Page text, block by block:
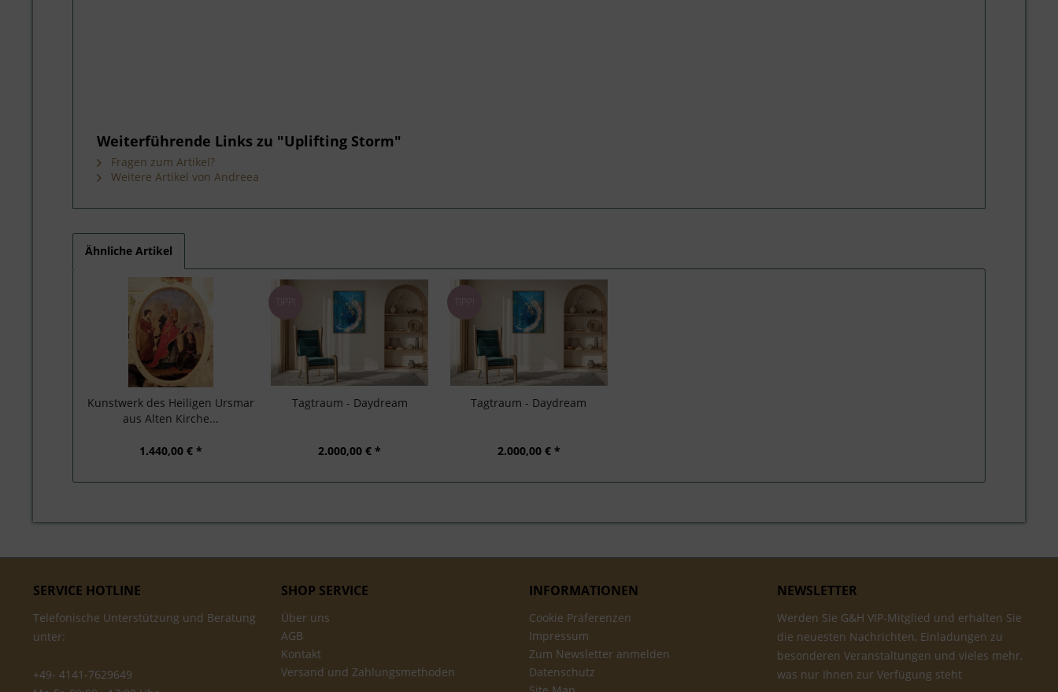
Weiterführende Links zu "Uplifting Storm"
Fragen zum Artikel?
Weitere Artikel von Andreea
Ähnliche Artikel
Kunstwerk des Heiligen Ursmar
aus Alten Kirche...
1.440,00 € *
TIPP!
Tagtraum - Daydream
2.000,00 € *
TIPP!
Tagtraum - Daydream
2.000,00 € *
SERVICE HOTLINE
Telefonische Unterstützung und Beratung
unter:
+49- 4141-7629649
SHOP SERVICE
Über uns
AGB
Kontakt
Versand und Zahlungsmethoden
INFORMATIONEN
Cookie Präferenzen
Impressum
Zum Newsletter anmelden
Datenschutz
NEWSLETTER
Werden Sie G&H VIP-Mitglied und erhalten Sie
die neuesten Nachrichten, Einladungen zu
besonderen Veranstaltungen und vieles mehr,
was nur Ihnen zur Verfügung steht